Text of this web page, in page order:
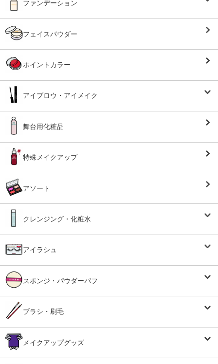
ファンデーション
フェイスパウダー
ポイントカラー
アイブロウ・アイメイク
舞台用化粧品
特殊メイクアップ
アソート
クレンジング・化粧水
アイラシュ
スポンジ・パウダーパフ
ブラシ・刷毛
メイクアップグッズ